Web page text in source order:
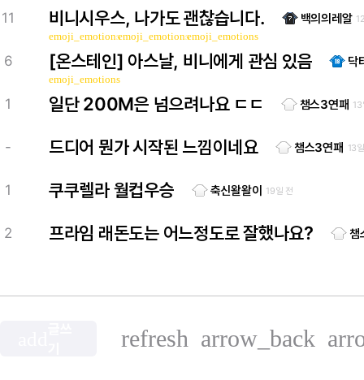
11
emoji_emotionsemoji_emotionsemoji_emotions
비니시우스, 나가도 괜찮습니다. 백의의레알
6
emoji_emotions
[온스테인] 아스날, 비니에게 관심 있음 닥
1 일단 200M은 넘으려나요 ㄷㄷ 챔스3연패 13
- 드디어 뭔가 시작된 느낌이네요 챔스3연패 13
1 쿠쿠렐라 월컵우승 축신왈왈이 19일 전
2 프라임 래돈도는 어느정도로 잘했나요? 챔
refresh arrow_back